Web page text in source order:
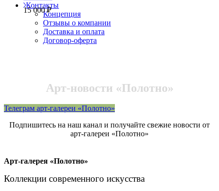
Контакты
Концепция
Отзывы о компании
Доставка и оплата
Договор-оферта
15 000₽
Арт-новости «Полотно»
Телеграм арт-галереи «Полотно»
Подпишитесь на наш канал и получайте свежие новости от
арт-галереи «Полотно»
Арт-галерея «Полотно»
Коллекции современного искусства